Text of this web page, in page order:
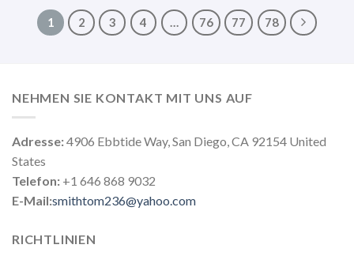
1 2 3 4 … 76 77 78
NEHMEN SIE KONTAKT MIT UNS AUF
Adresse:4906 Ebbtide Way, San Diego, CA 92154 United
States
Telefon: +1 646 868 9032
E-Mail:smithtom236@yahoo.com
RICHTLINIEN